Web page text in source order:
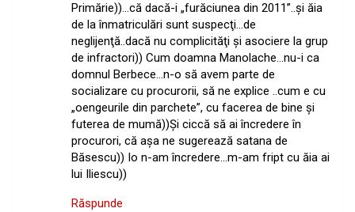
Primărie))…că dacă-i „furăciunea din 2011”..şi ăia
de la înmatriculări sunt suspecţi…de
neglijenţă..dacă nu complicităţi şi asociere la grup
de infractori)) Cum doamna Manolache…nu-i ca
domnul Berbece…n-o să avem parte de
socializare cu procurorii, să ne explice ..cum e cu
„oengeurile din parchete”, cu facerea de bine şi
futerea de mumă))Şi ciccă să ai încredere în
procurori, că aşa ne sugerează satana de
Băsescu)) Io n-am încredere…m-am fript cu ăia ai
lui Iliescu))
Răspunde